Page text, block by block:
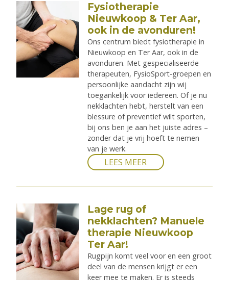
Fysiotherapie
Nieuwkoop & Ter Aar,
ook in de avonduren!
Ons centrum biedt fysiotherapie in
Nieuwkoop en Ter Aar, ook in de
avonduren. Met gespecialiseerde
therapeuten, FysioSport-groepen en
persoonlijke aandacht zijn wij
toegankelijk voor iedereen. Of je nu
nekklachten hebt, herstelt van een
blessure of preventief wilt sporten,
bij ons ben je aan het juiste adres –
zonder dat je vrij hoeft te nemen
van je werk.
LEES MEER
Lage rug of
nekklachten? Manuele
therapie Nieuwkoop
Ter Aar!
Rugpijn komt veel voor en een groot
deel van de mensen krijgt er een
keer mee te maken. Er is steeds